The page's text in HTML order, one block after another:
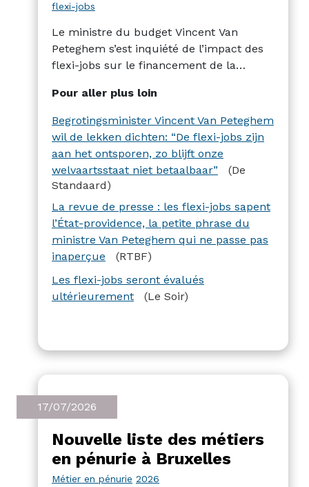
flexi-jobs
Le ministre du budget Vincent Van
Peteghem s’est inquiété de l’impact des
flexi-jobs sur le financement de la
avec le ministre des finances Jan
Jambon prêt à en rediscuter, et le
ministre de l’emploi David Clarinval
partisan d’attendre pour évaluer
ultérieurement.
Pour aller plus loin
Begrotingsminister Vincent Van Peteghem
wil de lekken dichten: “De flexi-jobs zijn
aan het ontsporen, zo blijft onze
welvaartsstaat niet betaalbaar”
(De
Standaard)
La revue de presse : les flexi-jobs sapent
l’État-providence, la petite phrase du
ministre Van Peteghem qui ne passe pas
inaperçue
(RTBF)
Les flexi-jobs seront évalués
ultérieurement
(Le Soir)
17/07/2026
Nouvelle liste des métiers
en pénurie à Bruxelles
Métier en pénurie 2026